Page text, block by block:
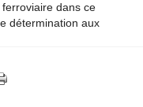
dans ce
détermination aux